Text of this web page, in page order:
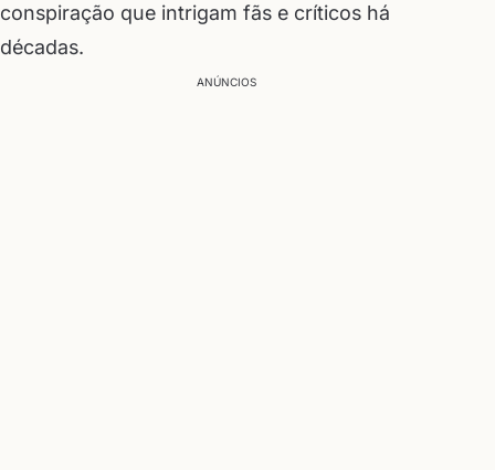
conspiração que intrigam fãs e críticos há
décadas.
ANÚNCIOS